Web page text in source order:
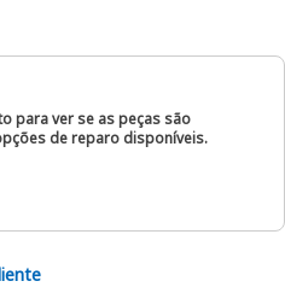
para ver se as peças são
de reparo disponíveis.